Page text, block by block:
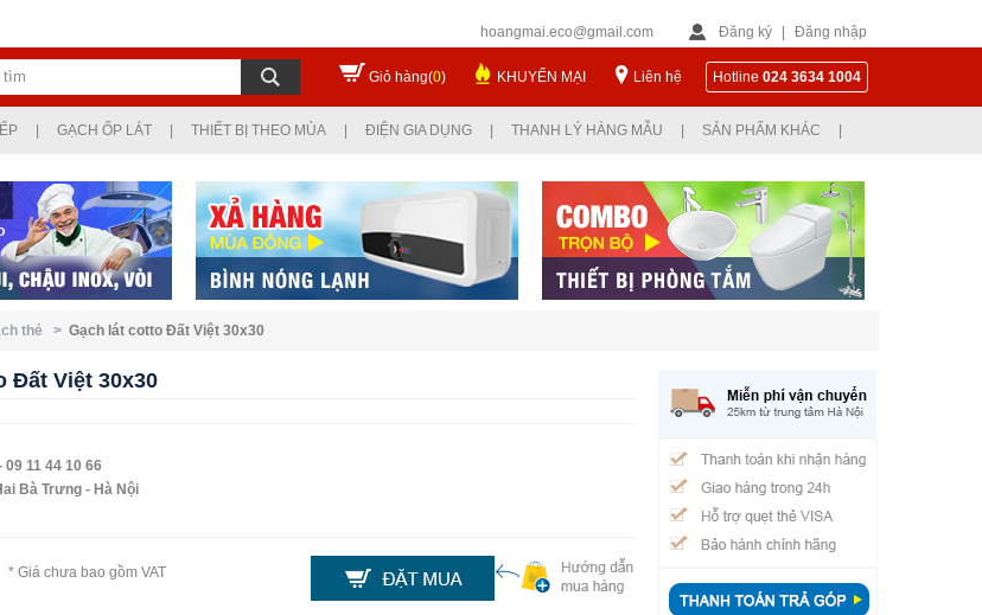
hoangmai.eco@gmail.com Đăng ký Đăng nhập
Giỏ hàng(0) KHUYẾN MẠI Liên hệ Hotline 024 3634 1004
GẠCH ỐP LÁT THIẾT BỊ THEO MÙA ĐIỆN GIA DỤNG THANH LÝ HÀNG MẪU SẢN PHẨM KHÁC
thẻ > Gạch lát cotto Đất Việt 30x30
Đất Việt 30x30
11 44 10 66
Bà Trưng - Hà Nội
* Giá chưa bao gồm VAT